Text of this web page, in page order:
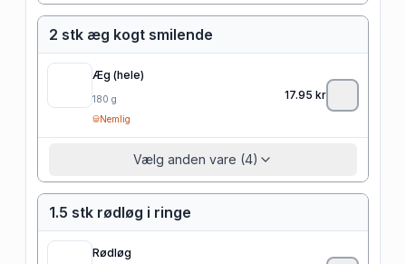
2 stk æg kogt smilende
Æg (hele)
180 g
Nemlig
17.95 kr
Vælg anden vare (4)
1.5 stk rødløg i ringe
Rødløg